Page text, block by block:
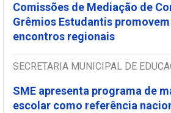
Comissões de Mediação de
Grêmios Estudantis promovem
encontros regionais
SECRETARIA MUNICIPAL DE
SME apresenta programa de
escolar como referência